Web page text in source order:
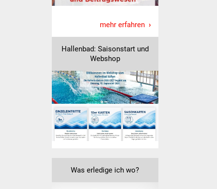
Soziale Einrichtungen
Kirchen
Lokale Agenda
Jugendhaus
Fachteam Jugend
Kinder- und
Familienzentrum
mehr erfahren
Hallenbad: Saisonstart und
Webshop
Was erledige ich wo?